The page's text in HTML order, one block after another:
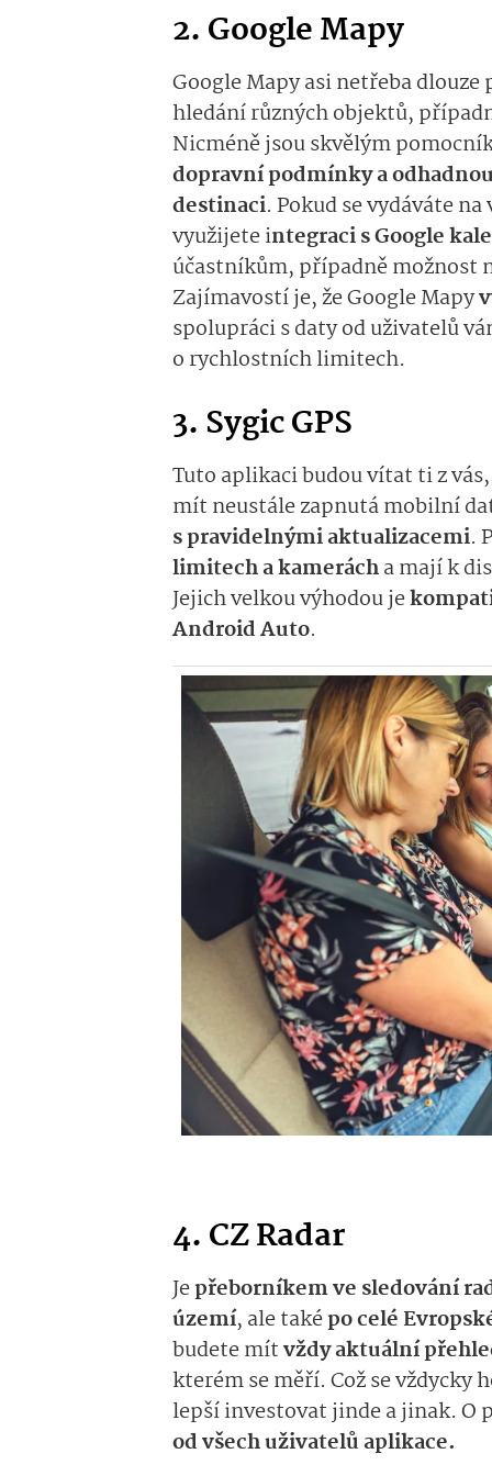
2. Google Mapy
Google Mapy asi netřeba
hledání různých objektů,
Nicméně jsou skvělým
dopravní podmínky a
destinaci. Pokud se vydáváte
využijete integraci s Google
účastníkům, případně možnost
Zajímavostí je, že Google Mapy
spolupráci s daty od uživatelů
o rychlostních limitech.
3. Sygic GPS
Tuto aplikaci budou vítat ti z
mít neustále zapnutá mobilní
s pravidelnými aktualizacemi.
limitech a kamerácha mají k
Jejich velkou výhodou je
Android Auto.
4. CZ Radar
Jepřeborníkem ve sledování
území, ale taképo celé
budete mítvždy aktuální
kterém se měří. Což se vždycky
lepší investovat jinde a jinak. O
od všech uživatelů aplikace.